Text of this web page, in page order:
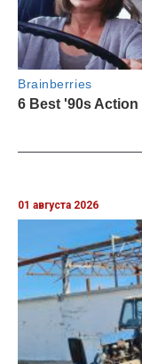
01 августа 2026